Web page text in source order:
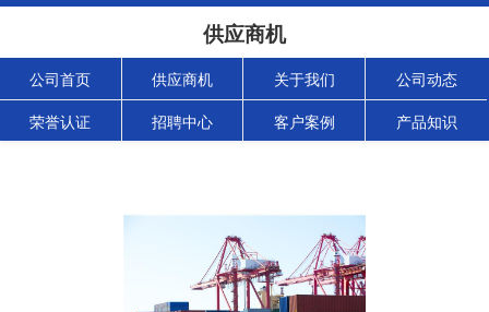
供应商机
公司首页 供应商机 关于我们 公司动态
荣誉认证 招聘中心 客户案例 产品知识